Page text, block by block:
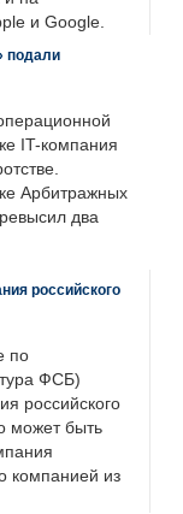
и Google.
подали
IT-компания
Арбитражных
два
российского
по
ФСБ)
российского
может быть
компанией из